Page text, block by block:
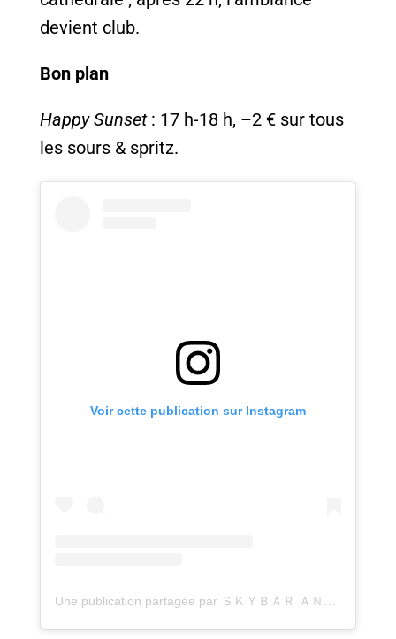
devient club.
Bon plan
Happy Sunset: 17 h-18 h, –2 € sur tous
les sours & spritz.
Voir cette publication sur Instagram
Une publication partagée par ＳＫＹＢＡＲ ＡＮＴＷＥＲＰ (@skybarantwerp)